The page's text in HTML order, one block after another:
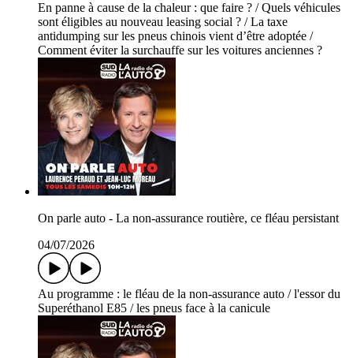
En panne à cause de la chaleur : que faire ? / Quels véhicules
sont éligibles au nouveau leasing social ? / La taxe
antidumping sur les pneus chinois vient d’être adoptée /
Comment éviter la surchauffe sur les voitures anciennes ?
On parle auto - La non-assurance routière, ce fléau persistant
04/07/2026
Au programme : le fléau de la non-assurance auto / l'essor du
Superéthanol E85 / les pneus face à la canicule